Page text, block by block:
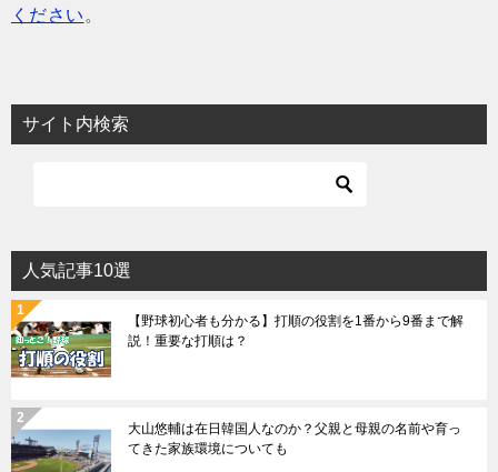
ください 。
サイト内検索
人気記事10選
【野球初心者も分かる】打順の役割を1番から9番まで解
説！重要な打順は？
大山悠輔は在日韓国人なのか？父親と母親の名前や育っ
てきた家族環境についても